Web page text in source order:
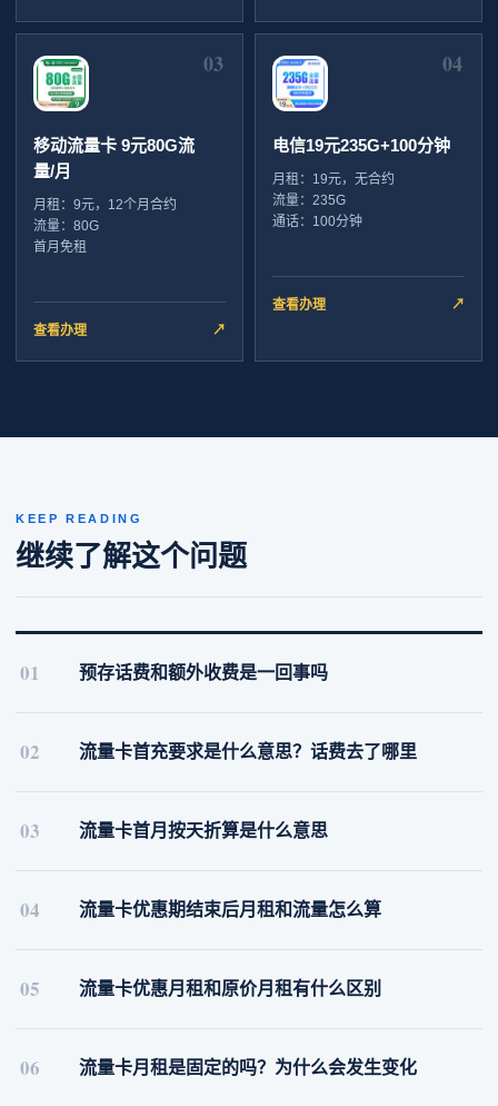
03
移动流量卡 9元80G流
量/月
月租：9元，12个月合约
流量：80G
首月免租
查看办理 ↗
04
电信19元235G+100分钟
月租：19元，无合约
流量：235G
通话：100分钟
查看办理 ↗
KEEP READING
继续了解这个问题
01 预存话费和额外收费是一回事吗
02 流量卡首充要求是什么意思？话费去了哪里
03 流量卡首月按天折算是什么意思
04 流量卡优惠期结束后月租和流量怎么算
05 流量卡优惠月租和原价月租有什么区别
06 流量卡月租是固定的吗？为什么会发生变化